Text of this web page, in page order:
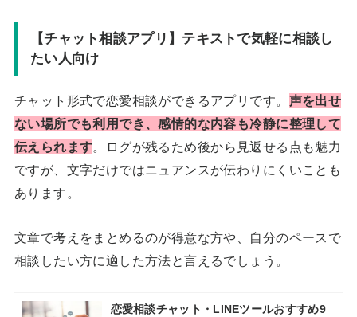
【チャット相談アプリ】テキストで気軽に相談し
たい人向け
チャット形式で恋愛相談ができるアプリです。 声を出せ
ない場所でも利用でき、感情的な内容も冷静に整理して
伝えられます。ログが残るため後から見返せる点も魅力
ですが、文字だけではニュアンスが伝わりにくいことも
あります。
文章で考えをまとめるのが得意な方や、自分のペースで
相談したい方に適した方法と言えるでしょう。
恋愛相談チャット・LINEツールおすすめ9